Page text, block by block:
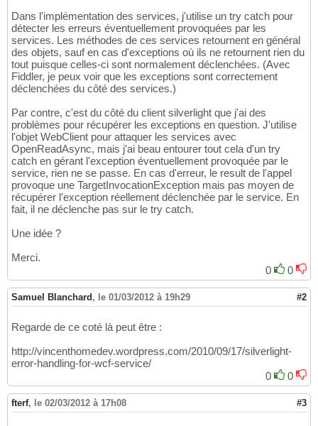
Dans l'implémentation des services, j'utilise un try catch pour
détecter les erreurs éventuellement provoquées par les
services. Les méthodes de ces services retournent en général
des objets, sauf en cas d'exceptions où ils ne retournent rien du
tout puisque celles-ci sont normalement déclenchées. (Avec
Fiddler, je peux voir que les exceptions sont correctement
déclenchées du côté des services.)
Par contre, c'est du côté du client silverlight que j'ai des
problèmes pour récupérer les exceptions en question. J'utilise
l'objet WebClient pour attaquer les services avec
OpenReadAsync, mais j'ai beau entourer tout cela d'un try
catch en gérant l'exception éventuellement provoquée par le
service, rien ne se passe. En cas d'erreur, le result de l'appel
provoque une TargetInvocationException mais pas moyen de
récupérer l'exception réellement déclenchée par le service. En
fait, il ne déclenche pas sur le try catch.
Une idée ?
Merci.
0
0
Samuel Blanchard , le 01/03/2012 à 19h29 #2
Regarde de ce coté là peut être :
http://vincenthomedev.wordpress.com/2010/09/17/silverlight-
error-handling-for-wcf-service/
0
0
fterf, le 02/03/2012 à 17h08 #3